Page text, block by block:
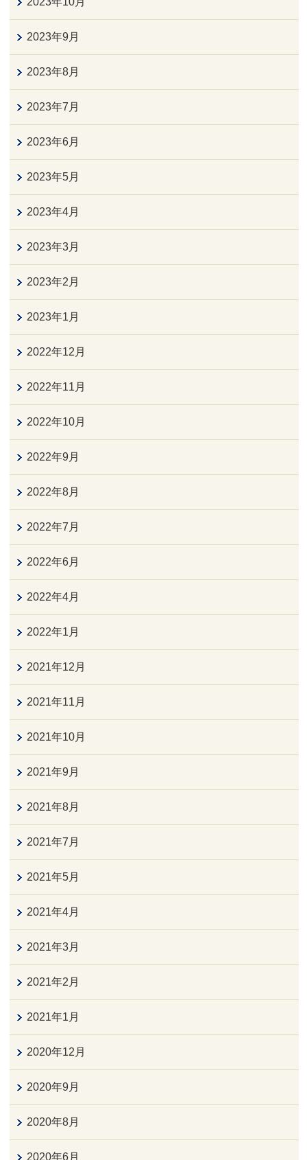
2023年9月
2023年8月
2023年7月
2023年6月
2023年5月
2023年4月
2023年3月
2023年2月
2023年1月
2022年12月
2022年11月
2022年10月
2022年9月
2022年8月
2022年7月
2022年6月
2022年4月
2022年1月
2021年12月
2021年11月
2021年10月
2021年9月
2021年8月
2021年7月
2021年5月
2021年4月
2021年3月
2021年2月
2021年1月
2020年12月
2020年9月
2020年8月
2020年6月